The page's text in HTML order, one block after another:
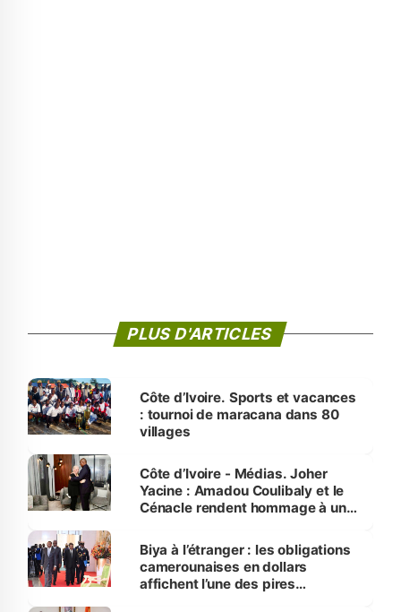
PLUS D'ARTICLES
Côte d’Ivoire. Sports et vacances
: tournoi de maracana dans 80
villages
Côte d’Ivoire - Médias. Joher
Yacine : Amadou Coulibaly et le
Cénacle rendent hommage à un
Biya à l’étranger : les obligations
camerounaises en dollars
affichent l’une des pires